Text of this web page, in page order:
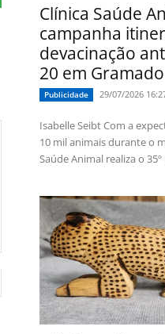
Clínica Saúde
campanha
devacinação
20 em Gramado
Publicidade 29/07/2026
Isabelle Seibt Com a expectativa de imunizar mais de
10 mil animais durante o
Saúde Animal realiza o